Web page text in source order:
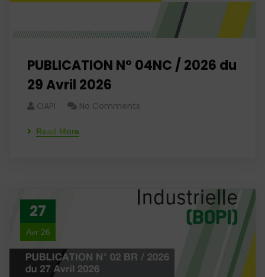
PUBLICATION N° 04NC / 2026 du
29 Avril 2026
OAPI No Comments
Read More
27
Avr 26